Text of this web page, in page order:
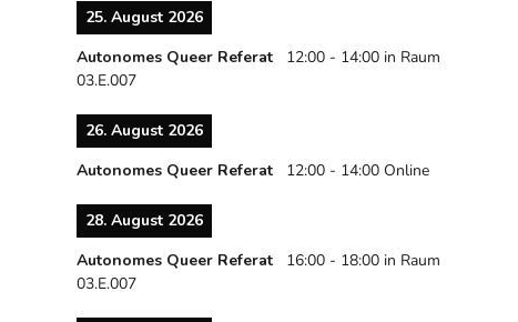
25. August 2026
Autonomes Queer Referat
12:00 - 14:00 in Raum
03.E.007
26. August 2026
Autonomes Queer Referat
12:00 - 14:00 Online
28. August 2026
Autonomes Queer Referat
16:00 - 18:00 in Raum
03.E.007